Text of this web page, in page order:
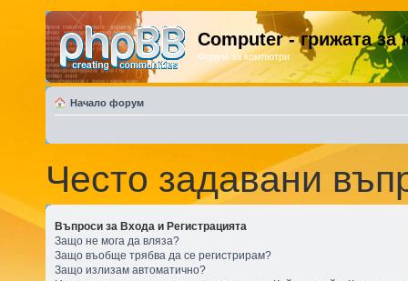
Computer - грижата
Форум за компютри
Начало форум
Често задавани
Въпроси за Входа и Регистрацията
Защо не мога да вляза?
Защо въобще трябва да се регистрирам?
Защо излизам автоматично?